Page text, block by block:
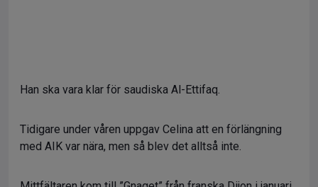
Han ska vara klar för saudiska Al-Ettifaq.
Tidigare under våren uppgav Celina att en förlängning
med AIK var nära, men så blev det alltså inte.